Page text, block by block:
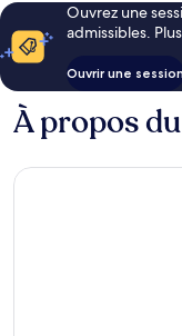
Ouvrez une
admissibles.
Ouvrir une
À propos